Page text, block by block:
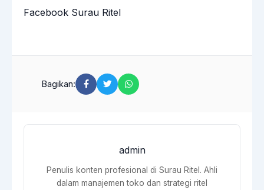
Facebook Surau Ritel
Bagikan:
admin
Penulis konten profesional di Surau Ritel. Ahli
dalam manajemen toko dan strategi ritel